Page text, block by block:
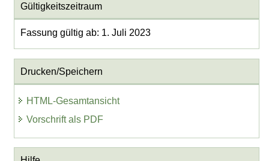
Gültigkeitszeitraum
Fassung gültig ab: 1. Juli 2023
Drucken/Speichern
HTML-Gesamtansicht
Vorschrift als PDF